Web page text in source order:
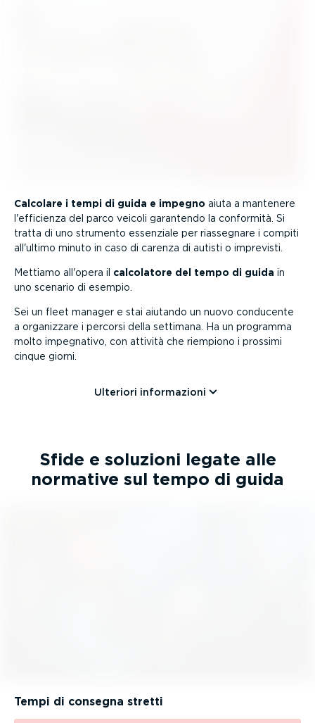
Calcolare i tempi di guida e impegno aiuta a mantenere
l'efficienza del parco veicoli garantendo la conformità. Si
tratta di uno strumento essenziale per riassegnare i compiti
all'ultimo minuto in caso di carenza di autisti o imprevisti.
Mettiamo all'opera il calcolatore del tempo di guida in
uno scenario di esempio.
Sei un fleet manager e stai aiutando un nuovo conducente
a organizzare i percorsi della settimana. Ha un programma
molto impegnativo, con attività che riempiono i prossimi
cinque giorni.
Ulteriori infor­ma­zioni
Sfide e soluzioni legate alle
normative sul tempo di guida
Tempi di consegna stretti